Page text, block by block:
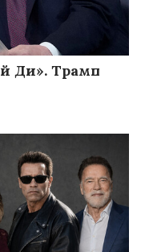
Ди». Трамп